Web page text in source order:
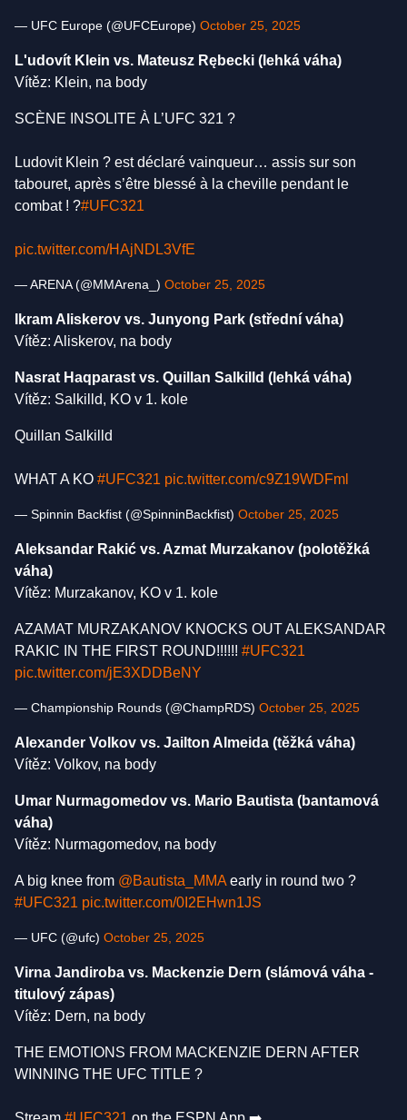
— UFC Europe (@UFCEurope) October 25, 2025
L'udovít Klein vs. Mateusz Rębecki (lehká váha)
Vítěz: Klein, na body
SCÈNE INSOLITE À L’UFC 321 ?
Ludovit Klein ? est déclaré vainqueur… assis sur son
tabouret, après s’être blessé à la cheville pendant le
combat ! ?#UFC321
pic.twitter.com/HAjNDL3VfE
— ARENA (@MMArena_) October 25, 2025
Ikram Aliskerov vs. Junyong Park (střední váha)
Vítěz: Aliskerov, na body
Nasrat Haqparast vs. Quillan Salkilld (lehká váha)
Vítěz: Salkilld, KO v 1. kole
Quillan Salkilld
WHAT A KO #UFC321 pic.twitter.com/c9Z19WDFml
— Spinnin Backfist (@SpinninBackfist) October 25, 2025
Aleksandar Rakić vs. Azmat Murzakanov (polotěžká
váha)
Vítěz: Murzakanov, KO v 1. kole
AZAMAT MURZAKANOV KNOCKS OUT ALEKSANDAR
RAKIC IN THE FIRST ROUND!!!!!! #UFC321
pic.twitter.com/jE3XDDBeNY
— Championship Rounds (@ChampRDS) October 25, 2025
Alexander Volkov vs. Jailton Almeida (těžká váha)
Vítěz: Volkov, na body
Umar Nurmagomedov vs. Mario Bautista (bantamová
váha)
Vítěz: Nurmagomedov, na body
A big knee from @Bautista_MMA early in round two ?
#UFC321 pic.twitter.com/0I2EHwn1JS
— UFC (@ufc) October 25, 2025
Virna Jandiroba vs. Mackenzie Dern (slámová váha -
titulový zápas)
Vítěz: Dern, na body
THE EMOTIONS FROM MACKENZIE DERN AFTER
WINNING THE UFC TITLE ?